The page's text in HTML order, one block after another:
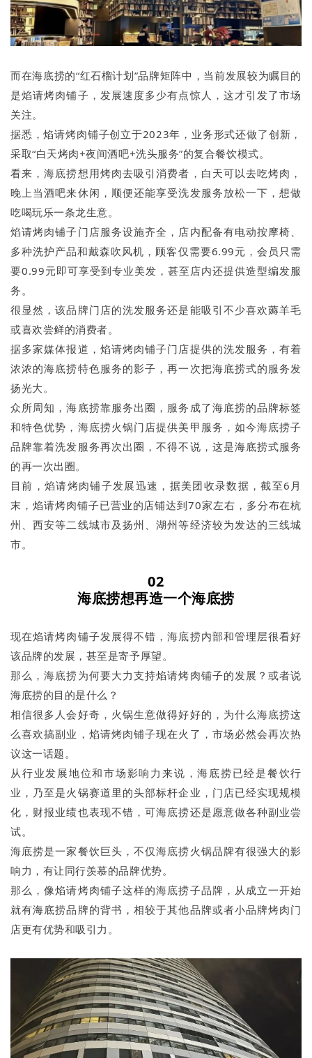
而在海底捞的“红石榴计划”品牌矩阵中，当前发展较为瞩目的
是焰请烤肉铺子，发展速度多少有点惊人，这才引发了市场
关注。
据悉，焰请烤肉铺子创立于2023年，业务形式还做了创新，
采取“白天烤肉+夜间酒吧+洗头服务”的复合餐饮模式。
看来，海底捞想用烤肉去吸引消费者，白天可以去吃烤肉，
晚上当酒吧来休闲，顺便还能享受洗发服务放松一下，想做
吃喝玩乐一条龙生意。
焰请烤肉铺子门店服务设施齐全，店内配备有电动按摩椅、
多种洗护产品和戴森吹风机，顾客仅需要6.99元，会员只需
要0.99元即可享受到专业美发，甚至店内还提供造型编发服
务。
很显然，该品牌门店的洗发服务还是能吸引不少喜欢薅羊毛
或喜欢尝鲜的消费者。
据多家媒体报道，焰请烤肉铺子门店提供的洗发服务，有着
浓浓的海底捞特色服务的影子，再一次把海底捞式的服务发
扬光大。
众所周知，海底捞靠服务出圈，服务成了海底捞的品牌标签
和特色优势，海底捞火锅门店提供美甲服务，如今海底捞子
品牌靠着洗发服务再次出圈，不得不说，这是海底捞式服务
的再一次出圈。
目前，焰请烤肉铺子发展迅速，据美团收录数据，截至6月
末，焰请烤肉铺子已营业的店铺达到70家左右，多分布在杭
州、西安等二线城市及扬州、湖州等经济较为发达的三线城
市。
02
海底捞想再造一个海底捞
现在焰请烤肉铺子发展得不错，海底捞内部和管理层很看好
该品牌的发展，甚至是寄予厚望。
那么，海底捞为何要大力支持焰请烤肉铺子的发展？或者说
海底捞的目的是什么？
相信很多人会好奇，火锅生意做得好好的，为什么海底捞这
么喜欢搞副业，焰请烤肉铺子现在火了，市场必然会再次热
议这一话题。
从行业发展地位和市场影响力来说，海底捞已经是餐饮行
业，乃至是火锅赛道里的头部标杆企业，门店已经实现规模
化，财报业绩也表现不错，可海底捞还是愿意做各种副业尝
试。
海底捞是一家餐饮巨头，不仅海底捞火锅品牌有很强大的影
响力，有让同行羡慕的品牌优势。
那么，像焰请烤肉铺子这样的海底捞子品牌，从成立一开始
就有海底捞品牌的背书，相较于其他品牌或者小品牌烤肉门
店更有优势和吸引力。